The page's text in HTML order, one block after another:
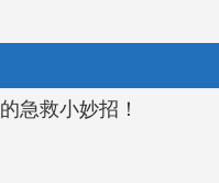
急救小妙招！